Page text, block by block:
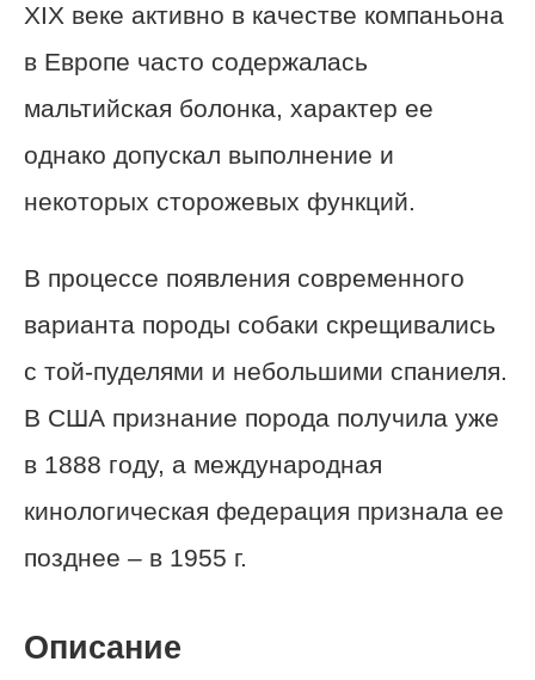
XIX веке активно в качестве компаньона
в Европе часто содержалась
мальтийская болонка, характер ее
однако допускал выполнение и
некоторых сторожевых функций.
В процессе появления современного
варианта породы собаки скрещивались
с той-пуделями и небольшими спаниеля.
В США признание порода получила уже
в 1888 году, а международная
кинологическая федерация признала ее
позднее – в 1955 г.
Описание